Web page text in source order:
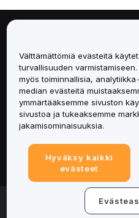
Palvelut
Tuki
Tuotteet
Lakiasiat
© 2025-2026 Bybit.eu. All
Välttämättömiä evästeitä
turvallisuuden
myös toiminnallisia,
median evästeitä
ymmärtääksemme sivuston
sivustoa ja tukeaksemme
jakamisominaisuuksia.
Hyväksy kaikki
evästeet